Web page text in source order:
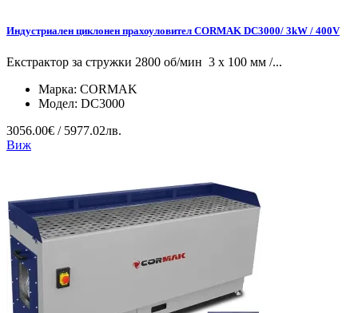
Индустриален циклонен прахоуловител CORMAK DC3000/ 3kW / 400V
Екстрактор за стружки 2800 об/мин 3 x 100 мм /...
Марка: CORMAK
Модел: DC3000
3056.00€ / 5977.02лв.
Виж